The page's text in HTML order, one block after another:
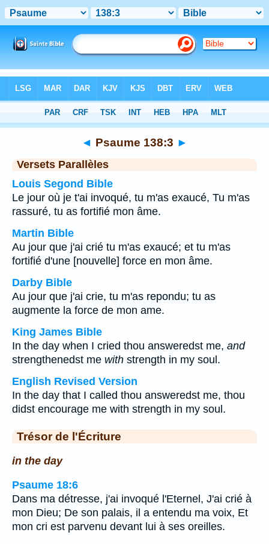
Chapitre 138 > Verset 3
◄ Psaume 138:3 ►
Versets Parallèles
Louis Segond Bible
Le jour où je t'ai invoqué, tu m'as exaucé, Tu m'as
rassuré, tu as fortifié mon âme.
Martin Bible
Au jour que j'ai crié tu m'as exaucé; et tu m'as
fortifié d'une [nouvelle] force en mon âme.
Darby Bible
Au jour que j'ai crie, tu m'as repondu; tu as
augmente la force de mon ame.
King James Bible
In the day when I cried thou answeredst me, and
strengthenedst me with strength in my soul.
English Revised Version
In the day that I called thou answeredst me, thou
didst encourage me with strength in my soul.
Trésor de l'Écriture
in the day
Psaume 18:6
Dans ma détresse, j'ai invoqué l'Eternel, J'ai crié à
mon Dieu; De son palais, il a entendu ma voix, Et
mon cri est parvenu devant lui à ses oreilles.